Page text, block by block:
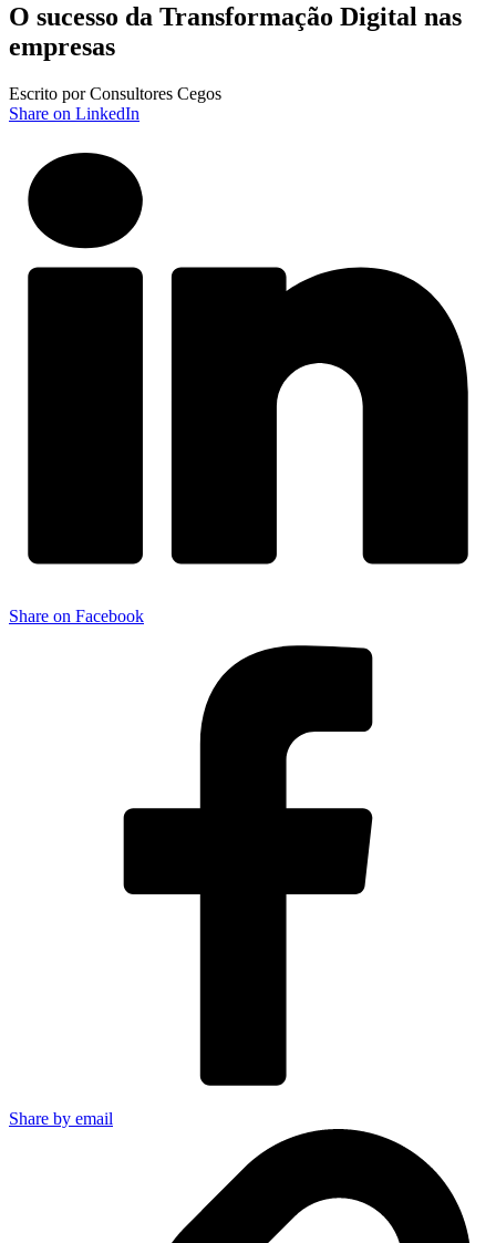
O sucesso da Transformação Digital nas
empresas
Escrito por Consultores Cegos
Share on LinkedIn
Share on Facebook
Share by email